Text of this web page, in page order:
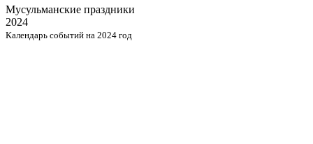
Мусульманские праздники
2024
Календарь событий на 2024 год